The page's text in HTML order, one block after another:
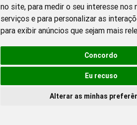
no site,para medir o seu interesse
serviços e para personalizar as
para exibir anúncios que sejam mais
Concordo
Eu recuso
Alterar as minhas